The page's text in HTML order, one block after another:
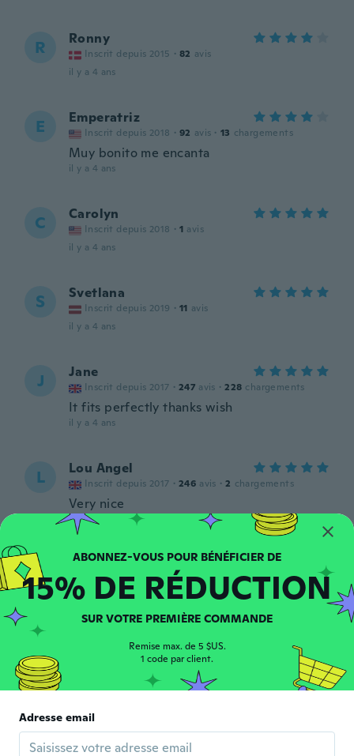
R Ronny
Inscrit depuis 2015 · 82 avis
il y a 4 ans
E Emperatriz
Inscrit depuis 2018 · 92 avis · 13 chargements
Muy bonito me encanta
il y a 4 ans
C Carolyn
Inscrit depuis 2018 · 1 avis
il y a 4 ans
S Svetlana
Inscrit depuis 2019 · 11 avis
il y a 4 ans
J Jane
Inscrit depuis 2017 · 247 avis · 228 chargements
It fits perfectly thanks wish
il y a 4 ans
L Lou Angel
Inscrit depuis 2017 · 246 avis · 2 chargements
Very nice
il y a 4 ans
U Ulrika
Inscrit depuis 2015 · 137 avis 2 chargements
Perfekt..
il y a 4 ans
K Inscrit depuis 2016 avis ·
chargements
il y a 4 ans
美 美樹
Inscrit depuis 2017 · 133 avis
15% DE RÉDUCTION
SUR VOTRE PREMIÈRE COMMANDE
Remise max. de 5 $US.
1 code par client.
Adresse email